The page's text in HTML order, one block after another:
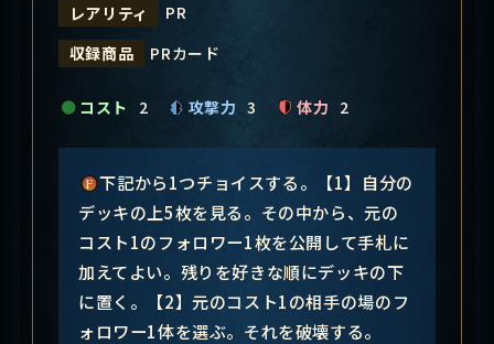
レアリティ
PR
収録商品
PRカード
コスト 2 攻撃力 3 体力 2
下記から1つチョイスする。【1】自分の
デッキの上5枚を見る。その中から、元の
コスト1のフォロワー1枚を公開して手札に
加えてよい。残りを好きな順にデッキの下
に置く。【2】元のコスト1の相手の場のフ
ォロワー1体を選ぶ。それを破壊する。